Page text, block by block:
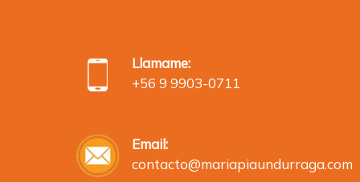
Llamame:
+56 9 9903-0711
Email:
contacto@mariapiaundurraga.com